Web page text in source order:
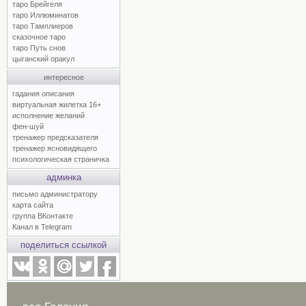
таро Брейгеля
таро Иллюминатов
таро Тамплиеров
сказочное таро
таро Путь снов
цыганский оракул
интересное
гадания описания
виртуальная жилетка 16+
исполнение желаний
фен-шуй
тренажер предсказателя
тренажер ясновидящего
психологическая страничка
админка
письмо администратору
карта сайта
группа ВКонтакте
Канал в Telegram
поделиться ссылкой